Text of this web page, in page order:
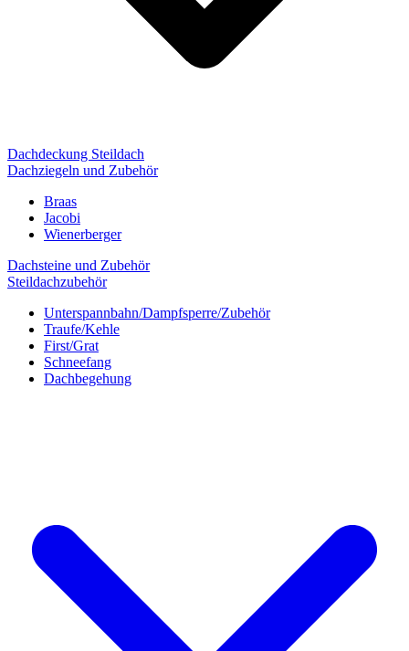
Dachdeckung Steildach
Dachziegeln und Zubehör
Braas
Jacobi
Wienerberger
Dachsteine und Zubehör
Steildachzubehör
Unterspannbahn/Dampfsperre/Zubehör
Traufe/Kehle
First/Grat
Schneefang
Dachbegehung